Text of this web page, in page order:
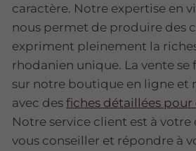
caractère. Notre expertise en
nous permet de produire des
expriment pleinement la
rhodanien unique. La vente
sur notre boutique en ligne et
avec des fiches détaillées pour
Notre service client est à
vous conseiller et répondre à